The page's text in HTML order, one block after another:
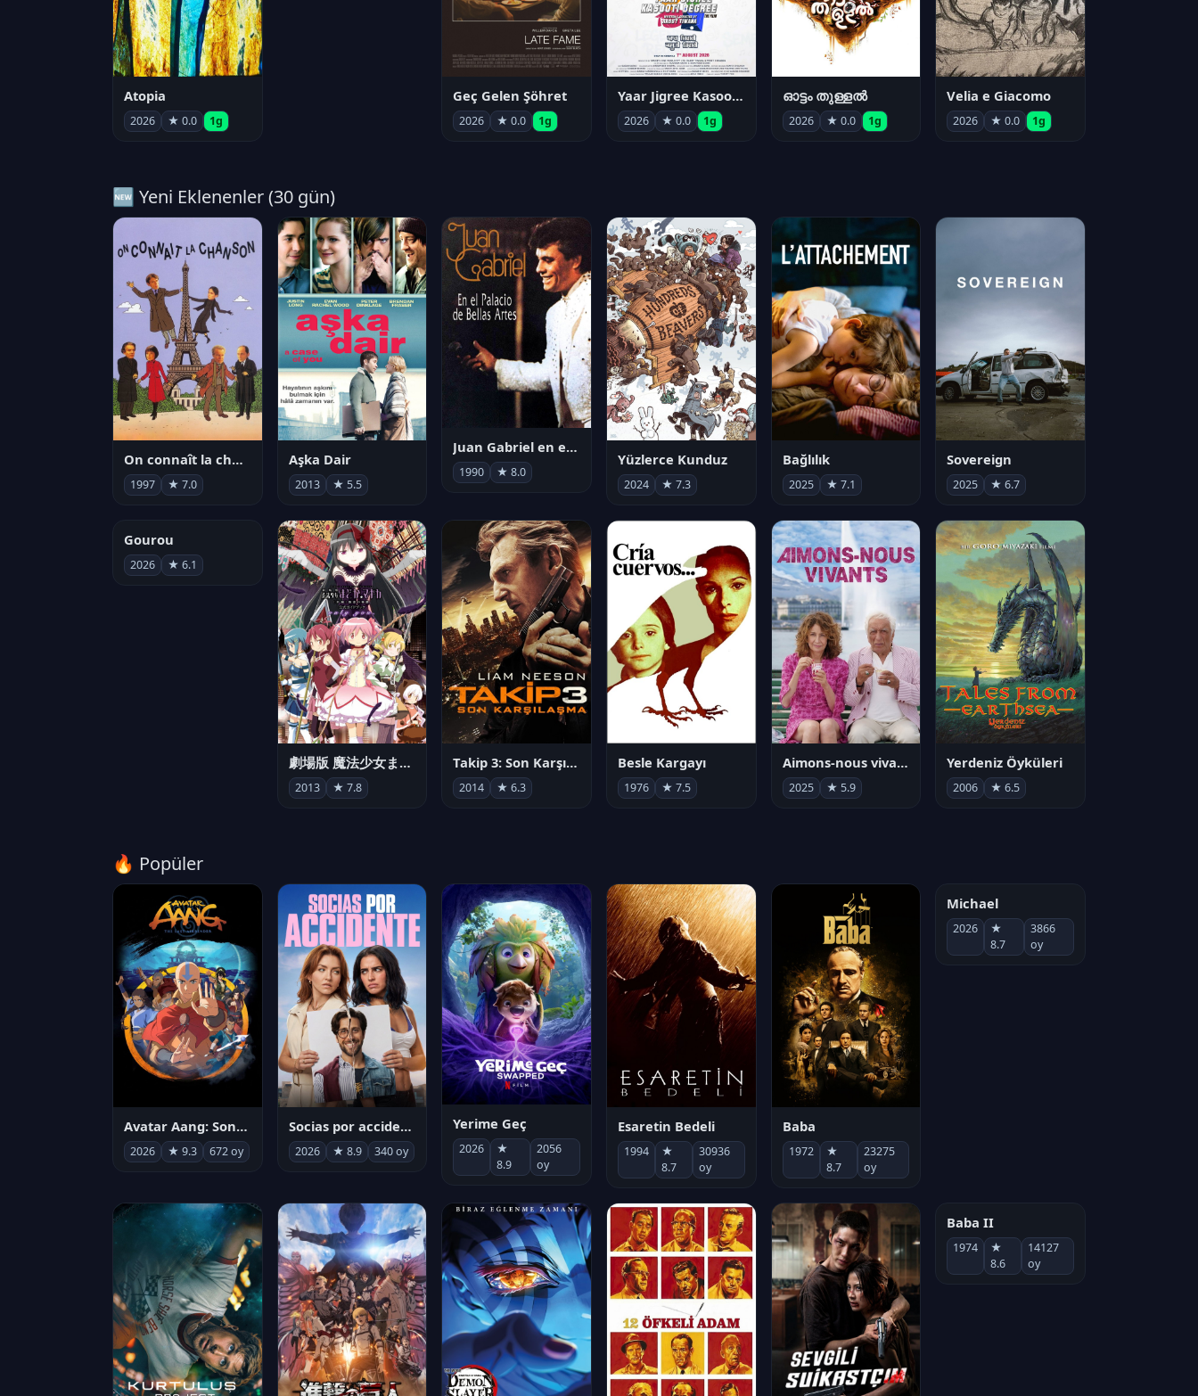
Atopia
2026 ★ 0.0 1g
Geç Gelen Şöhret
2026 ★ 0.0 1g
Yaar Jigree Kasooti Degree
2026 ★ 0.0 1g
ഓട്ടം തുള്ളൽ
2026 ★ 0.0 1g
Velia e Giacomo
2026 ★ 0.0 1g
🆕 Yeni Eklenenler (30 gün)
On connaît la chanson
1997 ★ 7.0
Aşka Dair
2013 ★ 5.5
Juan Gabriel en el Palacio de Bellas Artes
1990 ★ 8.0
Yüzlerce Kunduz
2024 ★ 7.3
Bağlılık
2025 ★ 7.1
Sovereign
2025 ★ 6.7
Gourou
2026 ★ 6.1
劇場版 魔法少女まどか☆マギカ[新編]叛逆の物語
2013 ★ 7.8
Takip 3: Son Karşılaşma
2014 ★ 6.3
Besle Kargayı
1976 ★ 7.5
Aimons-nous vivants
2025 ★ 5.9
Yerdeniz Öyküleri
2006 ★ 6.5
🔥 Popüler
Avatar Aang: Son Havabükücü
2026 ★ 9.3 672 oy
Socias por accidente
2026 ★ 8.9 340 oy
Yerime Geç
2026
★
8.9
2056
oy
Esaretin Bedeli
1994
★
8.7
30936
oy
Baba
1972
★
8.7
23275
oy
Michael
2026
★
8.7
3866
oy
Baba II
1974
★
8.6
14127
oy